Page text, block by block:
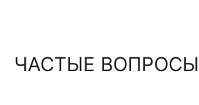
ЧАСТЫЕ ВОПРОСЫ